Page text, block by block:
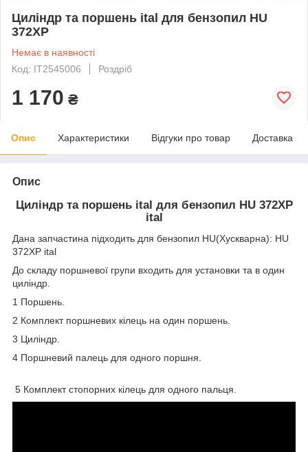
Циліндр та поршень ital для бензопил HU
372XP
Немає в наявності
Код: IT2545006
Роздріб
1 170 ₴
Опис Характеристики Відгуки про товар Доставка
Опис
Циліндр та поршень ital для бензопил HU 372XP
ital
Дана запчастина підходить для бензопил HU(Хускварна): HU
372XP ital
До складу поршневої групи входить для установки та в один
циліндр.
1 Поршень.
2 Комплект поршневих кілець на один поршень.
3 Циліндр.
4 Поршневий палець для одного поршня.
5 Комплект стопорних кілець для одного пальця.